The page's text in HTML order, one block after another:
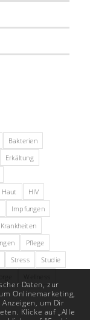
Bakterien
Erkältung
Haut
HIV
Impfungen
Krankheiten
Pflege
Stress
Studie
Daten, zur
Onlinemarketing,
um Dir
Klicke auf „Alle